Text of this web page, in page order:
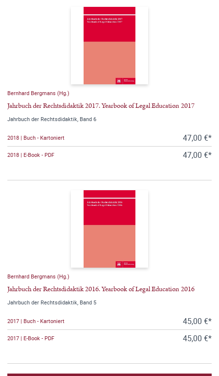
Bernhard Bergmans (Hg.)
Jahrbuch der Rechtsdidaktik 2017. Yearbook of Legal Education 2017
Jahrbuch der Rechtsdidaktik, Band 6
2018 | Buch - Kartoniert 47,00 €*
2018 | E-Book - PDF 47,00 €*
Bernhard Bergmans (Hg.)
Jahrbuch der Rechtsdidaktik 2016. Yearbook of Legal Education 2016
Jahrbuch der Rechtsdidaktik, Band 5
2017 | Buch - Kartoniert 45,00 €*
2017 | E-Book - PDF 45,00 €*